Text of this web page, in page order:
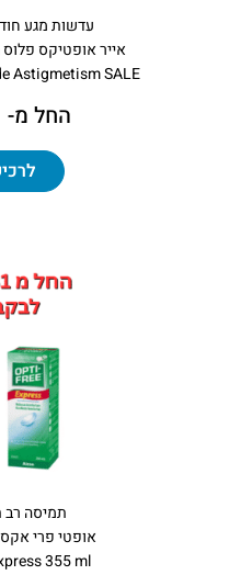
עדשות מגע
אייר אופטיקס פלוס
Astigmetism SALE
החל מ- 291 ₪
תמיסה רב
אופטי פרי אקספרס
355 ml